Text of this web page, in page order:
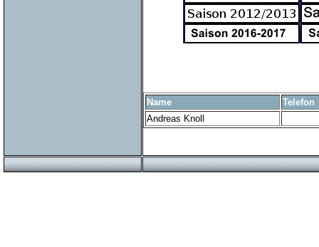
Name
Telefon
Andreas Knoll